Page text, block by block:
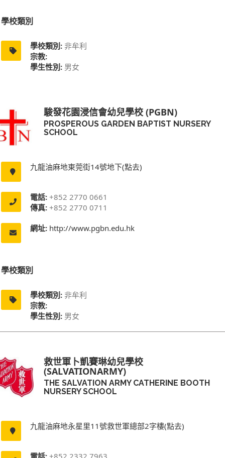
學校類別
學校類別: 非牟利
宗教:
學生性別: 男女
駿發花園浸信會幼兒學校 (PGBN)
PROSPEROUS GARDEN BAPTIST NURSERY
SCHOOL
九龍油麻地東莞街14號地下(點去)
電話: +852 2770 0661
傳真: +852 2770 0711
網址: http://www.pgbn.edu.hk
學校類別
學校類別: 非牟利
宗教:
學生性別: 男女
救世軍卜凱賽琳幼兒學校
(SALVATIONARMY)
THE SALVATION ARMY CATHERINE BOOTH
NURSERY SCHOOL
九龍油麻地永星里11號救世軍總部2字樓(點去)
電話: +852 2332 7963